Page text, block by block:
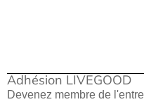
Adhésion LIVEGOOD
Devenez membre de